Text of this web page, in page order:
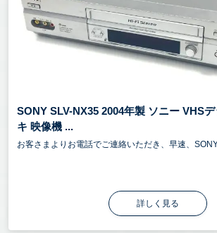
SONY SLV-NX35 2004年製 ソニー VHS
キ 映像機 ...
お客さまよりお電話でご連絡いただき、早速、
詳しく見る